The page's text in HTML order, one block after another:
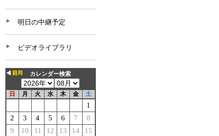
明日の中継予定
ビデオライブラリ
カレンダー検索
日 月 火 水 木 金 土
1
2
3 4 5 6 7
8
9
10 11 12 13 14
15